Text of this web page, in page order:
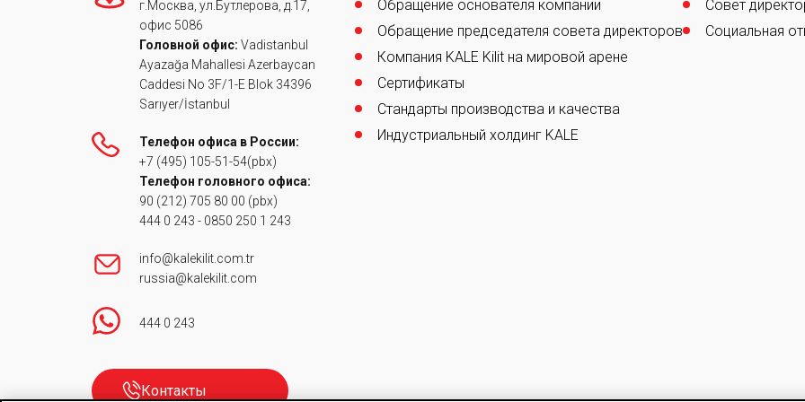
г.Москва, ул.Бутлерова, д.17,
офис 5086
Головной офис: Vadistanbul
Ayazağa Mahallesi Azerbaycan
Caddesi No 3F/1-E Blok 34396
Sarıyer/İstanbul
Телефон офиса в России:
+7 (495) 105-51-54(pbx)
Телефон головного офиса:
90 (212) 705 80 00 (pbx)
444 0 243 - 0850 250 1 243
info@kalekilit.com.tr
russia@kalekilit.com
444 0 243
Контакты
Обращение основателя компании
Обращение председателя совета директоров
Компания KALE Kilit на мировой арене
Сертификаты
Стандарты производства и качества
Индустриальный холдинг KALE
Совет
Социальная